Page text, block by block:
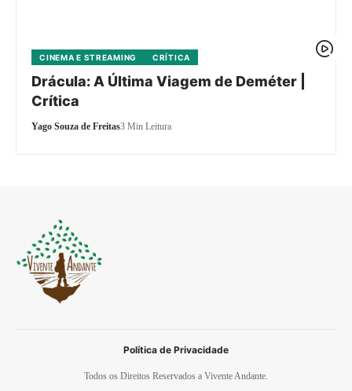
CINEMA E STREAMING CRÍTICA
Drácula: A Última Viagem de Deméter |
Crítica
Yago Souza de Freitas3 Min Leitura
Todos os Direitos Reservados a Vivente Andante.
Política de Privacidade